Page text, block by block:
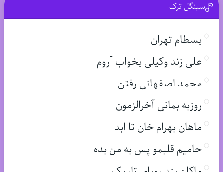
سینگل ترک
بسطام تهران
علی زند وکیلی بخواب آروم
محمد اصفهانی رفتن
روزبه بمانی آخرالزمون
ماهان بهرام خان تا ابد
حامیم قلبمو پس به من بده